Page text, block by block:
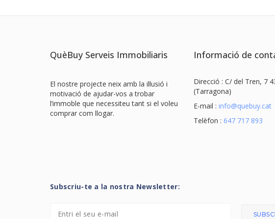
QuèBuy Serveis Immobiliaris
El nostre projecte neix amb la il·lusió i
motivació de ajudar-vos a trobar
l’immoble que necessiteu tant si el voleu
comprar com llogar.
Informació de
Direcció : C/ del Tren, 7
(Tarragona)
E-mail : info@quebuy.cat
Telèfon : 647 717 893
Subscriu-te a la nostra Newsletter: